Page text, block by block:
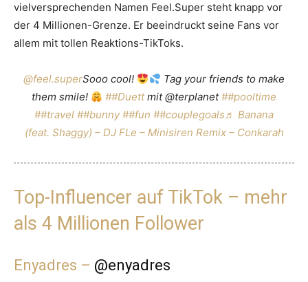
vielversprechenden Namen Feel.Super steht knapp vor
der 4 Millionen-Grenze. Er beeindruckt seine Fans vor
allem mit tollen Reaktions-TikToks.
@feel.superSooo cool!
Tag your friends to make
them smile!
##Duettmit @terplanet##pooltime
##travel ##bunny ##fun ##couplegoals♬ Banana
(feat. Shaggy) – DJ FLe – Minisiren Remix – Conkarah
Top-Influencer auf TikTok – mehr
als 4 Millionen Follower
Enyadres – @enyadres